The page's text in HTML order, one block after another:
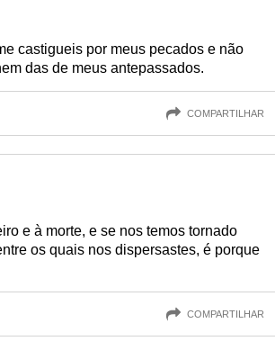
castigueis por meus pecados e não
das de meus antepassados.
COMPARTILHAR
e à morte, e se nos temos tornado
os quais nos dispersastes, é porque
COMPARTILHAR